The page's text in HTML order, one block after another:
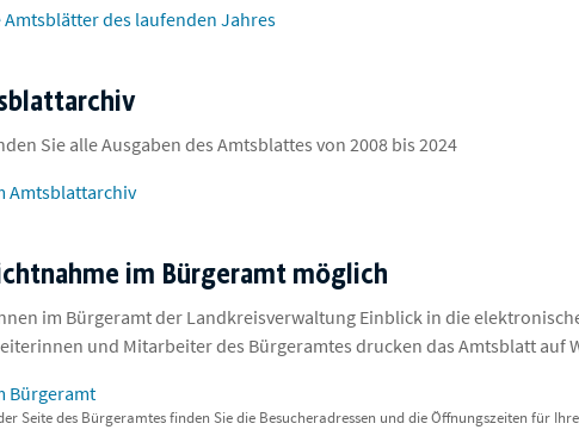
Amtsblätter des laufenden Jahres
Sie alle Ausgaben des Amtsblattes von 2008 bis 2024
Amtsblattarchiv
im Bürgeramt möglich
im Bürgeramt der Landkreisverwaltung Einblick in die
und Mitarbeiter des Bürgeramtes drucken das Amtsblatt auf
Bürgeramt
Seite des Bürgeramtes finden Sie die Besucheradressen und die Öffnungszeiten für